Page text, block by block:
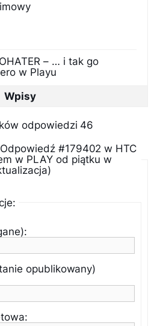
– … i tak go
w Playu
Wpisy
odpowiedzi 46
#179402 w HTC
w PLAY od piątku w
opublikowany)